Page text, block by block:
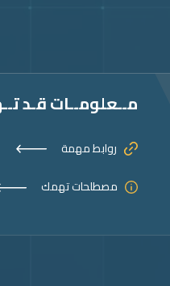
مــعلومــات قـد
روابط مهمة
مصطلحات تهمك